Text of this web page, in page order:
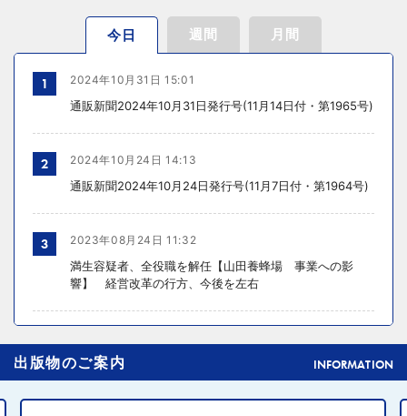
今日 週間 月間
1 2024年10月31日 15:01
通販新聞2024年10月31日発行号(11月14日付・第1965号)
2 2024年10月24日 14:13
通販新聞2024年10月24日発行号(11月7日付・第1964号)
3 2023年08月24日 11:32
満生容疑者、全役職を解任【山田養蜂場 事業への影
響】 経営改革の行方、今後を左右
4
元ディノスの石川森生氏、ECのプロフェッショナルらの
共助型ネットワーク組織立ち上げ
出版物のご案内 INFORMATION